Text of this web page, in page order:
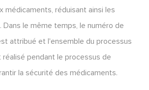
médicaments, réduisant ainsi les
Dans le même temps, le numéro de
attribué et l'ensemble du processus
pendant le processus de
la sécurité des médicaments.